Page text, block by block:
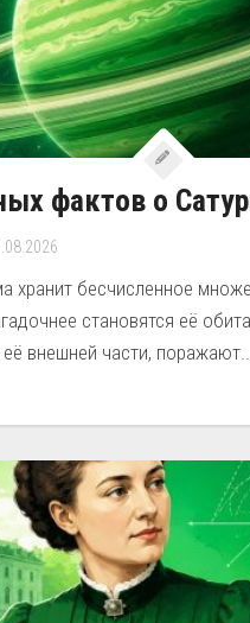
фактов о
хранит бесчисленное
становятся её
внешней части, поражают...